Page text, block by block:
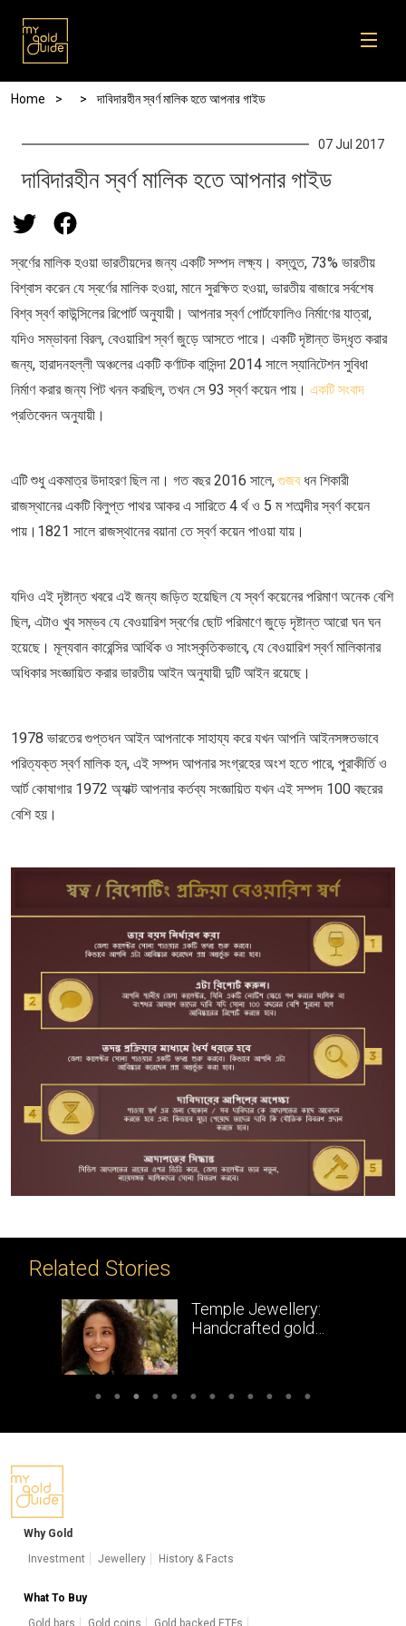
Breadcrumb
Home দাবিদারহীন স্বর্ণ মালিক হতে আপনার গাইড
07 Jul 2017
দাবিদারহীন স্বর্ণ মালিক হতে আপনার গাইড
স্বর্ণের মালিক হওয়া ভারতীয়দের জন্য একটি সম্পদ লক্ষ্য। বস্তুত, 73% ভারতীয়
বিশ্বাস করেন যে স্বর্ণের মালিক হওয়া, মানে সুরক্ষিত হওয়া, ভারতীয় বাজারে সর্বশেষ
বিশ্ব স্বর্ণ কাউন্সিলের রিপোর্ট অনুযায়ী। আপনার স্বর্ণ পোর্টফোলিও নির্মাণের যাত্রা,
যদিও সম্ভাবনা বিরল, বেওয়ারিশ স্বর্ণ জুড়ে আসতে পারে। একটি দৃষ্টান্ত উদ্ধৃত করার
জন্য, হারাদনহল্লী অঞ্চলের একটি কর্ণাটক বাসিন্দা 2014 সালে স্যানিটেশন সুবিধা
নির্মাণ করার জন্য পিট খনন করছিল, তখন সে 93 স্বর্ণ কয়েন পায়। একটি সংবাদ
প্রতিবেদন অনুযায়ী।
এটি শুধু একমাত্র উদাহরণ ছিল না। গত বছর 2016 সালে, গুজবধন শিকারী
রাজস্থানের একটি বিলুপ্ত পাথর আকর এ সারিতে 4 র্থ ও 5 ম শতাব্দীর স্বর্ণ কয়েন
পায়।1821 সালে রাজস্থানের বয়ানা তে স্বর্ণ কয়েন পাওয়া যায়।
যদিও এই দৃষ্টান্ত খবরে এই জন্য জড়িত হয়েছিল যে স্বর্ণ কয়েনের পরিমাণ অনেক বেশি
ছিল, এটাও খুব সম্ভব যে বেওয়ারিশ স্বর্ণের ছোট পরিমাণে জুড়ে দৃষ্টান্ত আরো ঘন ঘন
হয়েছে। মূল্যবান কারেন্সির আর্থিক ও সাংস্কৃতিকভাবে, যে বেওয়ারিশ স্বর্ণ মালিকানার
অধিকার সংজ্ঞায়িত করার ভারতীয় আইন অনুযায়ী দুটি আইন রয়েছে।
1978 ভারতের গুপ্তধন আইন আপনাকে সাহায্য করে যখন আপনি আইনসঙ্গতভাবে
পরিত্যক্ত স্বর্ণ মালিক হন, এই সম্পদ আপনার সংগ্রহের অংশ হতে পারে, পুরাকীর্তি ও
আর্ট কোষাগার 1972 অ্যাক্ট আপনার কর্তব্য সংজ্ঞায়িত যখন এই সম্পদ 100 বছরের
বেশি হয়।
Related Stories
Temple Jewellery:
Handcrafted gold
masterpieces of South India
Why Gold
Investment
Jewellery History & Facts
What To Buy
Gold bars
Gold coins Gold backed ETFs